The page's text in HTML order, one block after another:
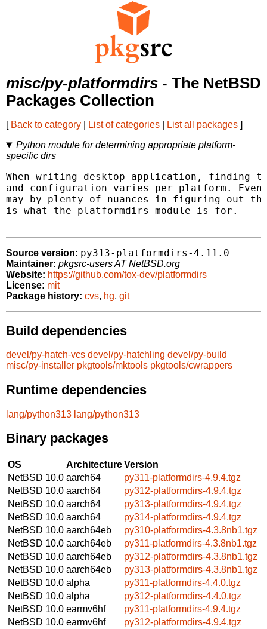
misc/py-platformdirs - The NetBSD
Packages Collection
[ Back to category List of categories List all packages ]
Python module for determining appropriate platform-
specific dirs
When writing desktop application, finding
and configuration varies per platform.
may by plenty of nuances in figuring out
is what the platformdirs module is for.
Source version: py313-platformdirs-4.11.0
Maintainer: pkgsrc-users AT NetBSD.org
Website: https://github.com/tox-dev/platformdirs
License: mit
Package history: cvs, hg, git
Build dependencies
devel/py-hatch-vcs devel/py-hatchling devel/py-build
misc/py-installer pkgtools/mktools pkgtools/cwrappers
Runtime dependencies
lang/python313 lang/python313
Binary packages
OS ArchitectureVersion
NetBSD 10.0 aarch64
py311-platformdirs-4.9.4.tgz
NetBSD 10.0 aarch64
py312-platformdirs-4.9.4.tgz
NetBSD 10.0 aarch64
py313-platformdirs-4.9.4.tgz
NetBSD 10.0 aarch64
py314-platformdirs-4.9.4.tgz
NetBSD 10.0 aarch64eb
py310-platformdirs-4.3.8nb1.tgz
NetBSD 10.0 aarch64eb
py311-platformdirs-4.3.8nb1.tgz
NetBSD 10.0 aarch64eb
py312-platformdirs-4.3.8nb1.tgz
NetBSD 10.0 aarch64eb
py313-platformdirs-4.3.8nb1.tgz
NetBSD 10.0 alpha
py311-platformdirs-4.4.0.tgz
NetBSD 10.0 alpha
py312-platformdirs-4.4.0.tgz
NetBSD 10.0 earmv6hf
py311-platformdirs-4.9.4.tgz
NetBSD 10.0 earmv6hf
py312-platformdirs-4.9.4.tgz